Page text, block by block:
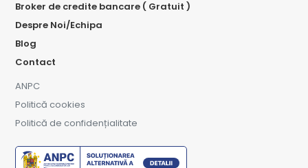
Broker de credite bancare ( Gratuit )
Despre Noi/Echipa
Blog
Contact
ANPC
Politică cookies
Politică de confidențialitate